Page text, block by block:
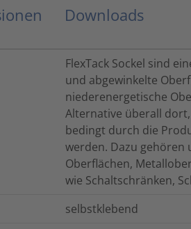
Downloads
FlexTack Sockel sind
und abgewinkelte
niederenergetische
Alternative überall
bedingt durch die
werden. Dazu
Oberflächen,
wie Schaltschränken,
selbstklebend